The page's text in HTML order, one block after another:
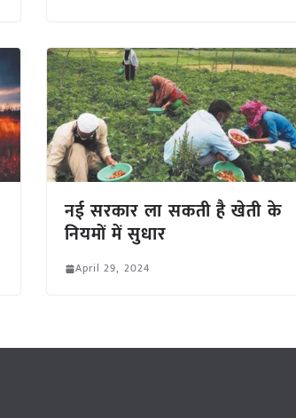
नई सरकार ला सकती है खेती के
नियमों में सुधार
April 29, 2024